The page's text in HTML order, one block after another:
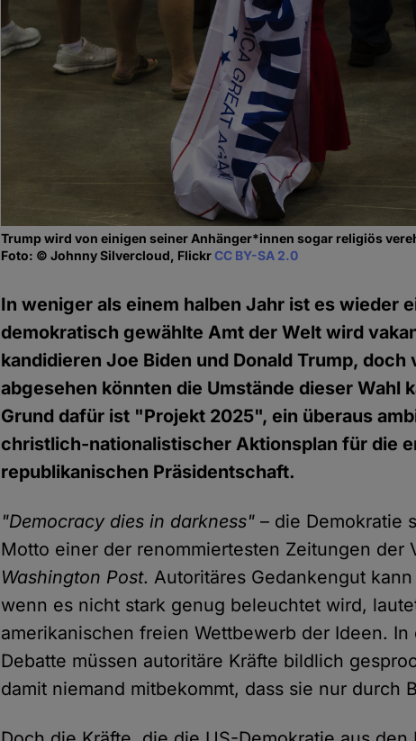
Trump wird von einigen seiner Anhänger*innen sogar religiös
Foto: © Johnny Silvercloud, FlickrCC BY-SA 2.0
In weniger als einem halben Jahr ist es wieder
demokratisch gewählte Amt der Welt wird
kandidieren Joe Biden und Donald Trump, doch
abgesehen könnten die Umstände dieser Wahl
Grund dafür ist "Projekt 2025", ein überaus
christlich-nationalistischer Aktionsplan für die
republikanischen Präsidentschaft.
"Democracy dies in darkness" – die Demokratie
Motto einer der renommiertesten Zeitungen der
Washington Post. Autoritäres Gedankengut
wenn es nicht stark genug beleuchtet wird,
amerikanischen freien Wettbewerb der Ideen.
Debatte müssen autoritäre Kräfte bildlich
damit niemand mitbekommt, dass sie nur durch